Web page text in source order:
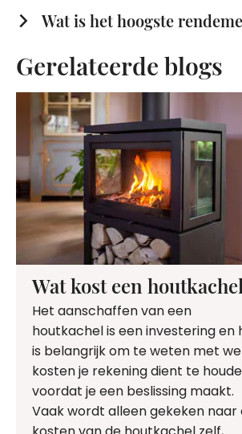
Wat is het hoogste
Gerelateerde blogs
Wat kost een
Het aanschaffen van een
houtkachel is een investering en
is belangrijk om te weten met
kosten je rekening dient te
voordat je een beslissing maakt.
Vaak wordt alleen gekeken naar